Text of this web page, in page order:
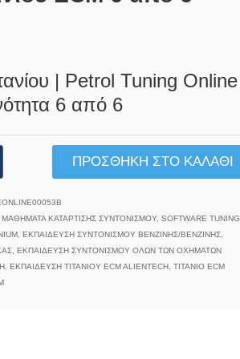
| Petrol Tuning Online
6 από 6
ΠΡΟΣΘΉΚΗ ΣΤΟ ΚΑΛΆΘΙ
ΜΑΘΉΜΑΤΑ ΚΑΤΆΡΤΙΣΗΣ ΣΥΝΤΟΝΙΣΜΟΎ, SOFTWARE TUNING
, ΕΚΠΑΊΔΕΥΣΗ ΣΥΝΤΟΝΙΣΜΟΎ ΒΕΝΖΊΝΗΣ/ΒΕΝΖΊΝΗΣ,
, ΕΚΠΑΊΔΕΥΣΗ ΣΥΝΤΟΝΙΣΜΟΎ ΌΛΩΝ ΤΩΝ ΟΧΗΜΆΤΩΝ
, ΕΚΠΑΊΔΕΥΣΗ ΤΙΤΑΝΊΟΥ ECM ALIENTECH, ΤΙΤΆΝΙΟ ECM